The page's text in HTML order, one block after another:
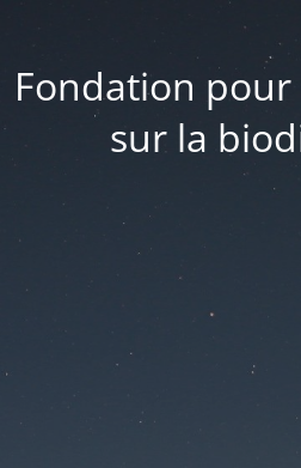
Fondation
sur la